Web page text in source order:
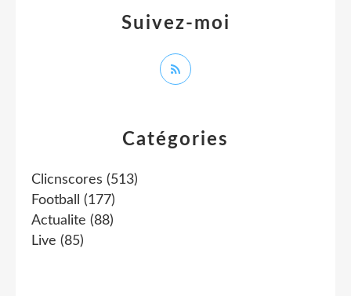
Catégories
Clicnscores (513)
Football
(177)
Actualite (88)
Live (85)
Suivez-moi